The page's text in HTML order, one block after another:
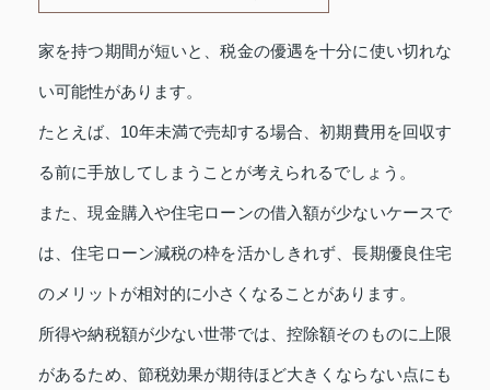
家を持つ期間が短いと、税金の優遇を十分に使い切れな
い可能性があります。
たとえば、10年未満で売却する場合、初期費用を回収す
る前に手放してしまうことが考えられるでしょう。
また、現金購入や住宅ローンの借入額が少ないケースで
は、住宅ローン減税の枠を活かしきれず、長期優良住宅
のメリットが相対的に小さくなることがあります。
所得や納税額が少ない世帯では、控除額そのものに上限
があるため、節税効果が期待ほど大きくならない点にも